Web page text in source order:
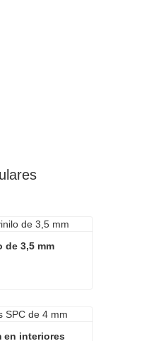
de 3,5 mm
de 3,5 mm
en interiores